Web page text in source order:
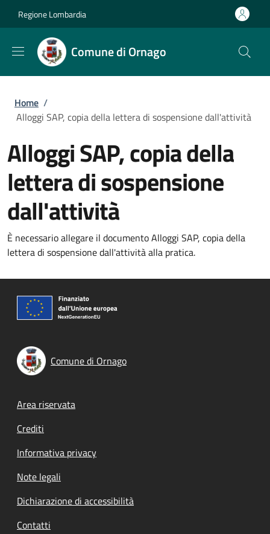
Regione Lombardia
Comune di Ornago
Briciole di pane
Home /
Alloggi SAP, copia della lettera di sospensione dall'attività
Alloggi SAP, copia della
lettera di sospensione
dall'attività
È necessario allegare il documento Alloggi SAP, copia della
lettera di sospensione dall'attività alla pratica.
Comune di Ornago
Footer menu
Area riservata
Crediti
Informativa privacy
Note legali
Dichiarazione di accessibilità
Contatti